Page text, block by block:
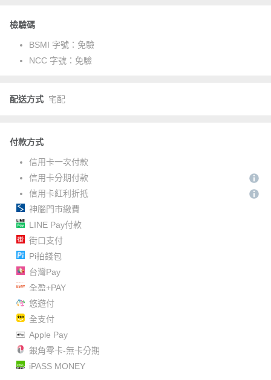
檢驗碼
BSMI 字號： 免驗
NCC 字號： 免驗
配送方式 宅配
付款方式
信用卡一次付款
信用卡分期付款
信用卡紅利折抵
神腦門市繳費
LINE Pay付款
街口支付
Pi拍錢包
台灣Pay
全盈+PAY
悠遊付
全支付
Apple Pay
銀角零卡-無卡分期
iPASS MONEY